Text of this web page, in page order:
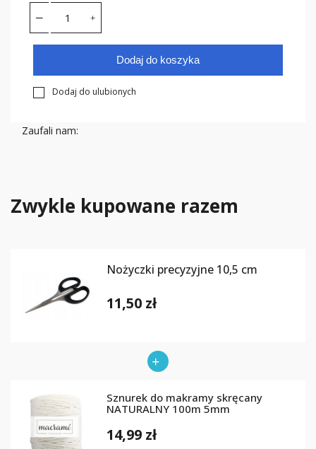
Dodaj do koszyka
Dodaj do ulubionych
Zaufali nam:
Zwykle kupowane razem
Nożyczki precyzyjne 10,5 cm
11,50 zł
Sznurek do makramy skręcany
NATURALNY 100m 5mm
14,99 zł